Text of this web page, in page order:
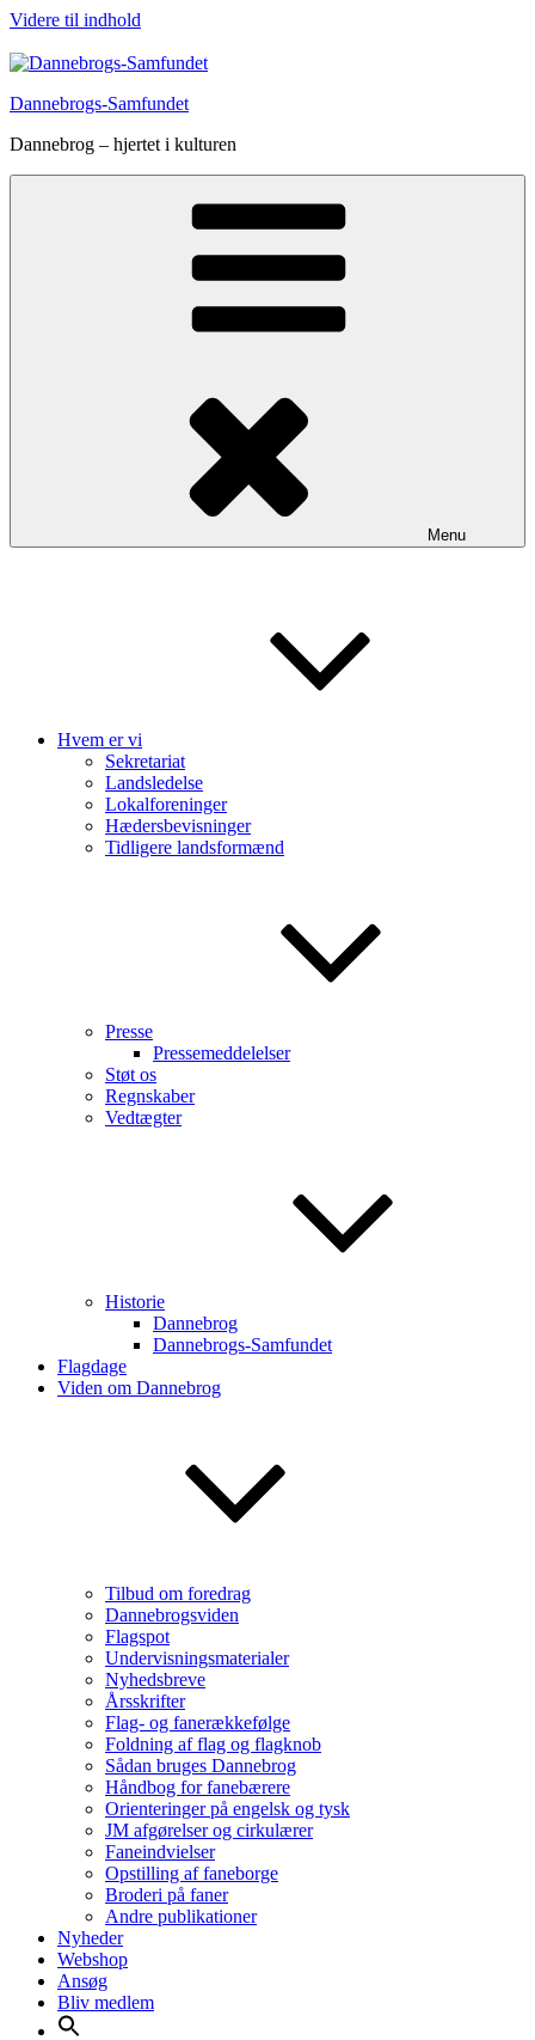
Videre til indhold
Dannebrogs-Samfundet
Dannebrog – hjertet i kulturen
Menu
Hvem er vi
Sekretariat
Landsledelse
Lokalforeninger
Hædersbevisninger
Tidligere landsformænd
Presse
Pressemeddelelser
Støt os
Regnskaber
Vedtægter
Historie
Dannebrog
Dannebrogs-Samfundet
Flagdage
Viden om Dannebrog
Tilbud om foredrag
Dannebrogsviden
Flagspot
Undervisningsmaterialer
Nyhedsbreve
Årsskrifter
Flag- og fanerækkefølge
Foldning af flag og flagknob
Sådan bruges Dannebrog
Håndbog for fanebærere
Orienteringer på engelsk og tysk
JM afgørelser og cirkulærer
Faneindvielser
Opstilling af faneborge
Broderi på faner
Andre publikationer
Nyheder
Webshop
Ansøg
Bliv medlem